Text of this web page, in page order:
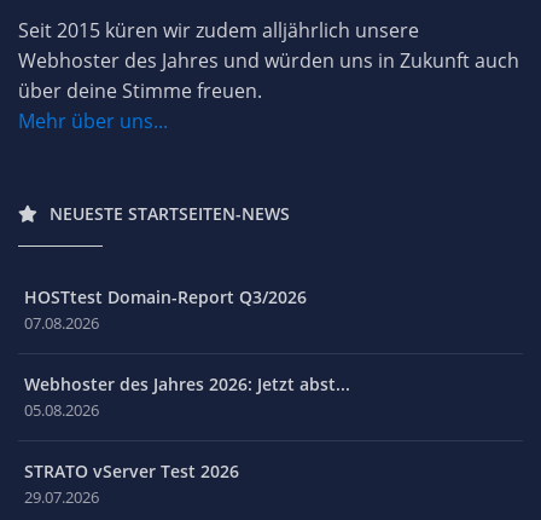
Seit 2015 küren wir zudem alljährlich unsere
Webhoster des Jahres und würden uns in Zukunft auch
über deine Stimme freuen.
Mehr über uns...
NEUESTE STARTSEITEN-NEWS
HOSTtest Domain-Report Q3/2026
07.08.2026
Webhoster des Jahres 2026: Jetzt abst...
05.08.2026
STRATO vServer Test 2026
29.07.2026